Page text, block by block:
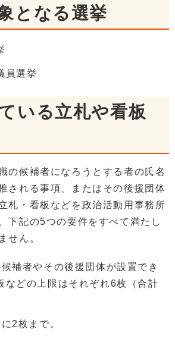
となる選挙
員選挙
いる立札や看板
の候補者になろうとする者の氏名
される事項、またはその後援団体
札・看板などを政治活動用事務所
下記の5つの要件をすべて満たし
せん。
補者やその後援団体が設置でき
などの上限はそれぞれ6枚（合計
2枚まで。